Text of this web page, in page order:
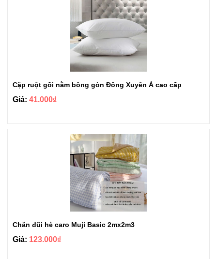
Cặp ruột gối nằm bông gòn Đông Xuyên Á cao cấp
Giá: 41.000₫
Chăn đũi hè caro Muji Basic 2mx2m3
Giá: 123.000₫